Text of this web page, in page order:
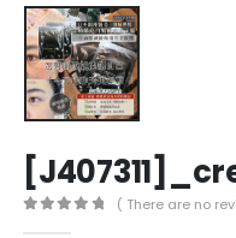
( There are no